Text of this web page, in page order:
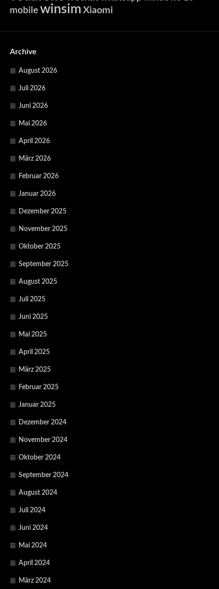
mobile winsim Xiaomi
Archive
August 2026
Juli 2026
Juni 2026
Mai 2026
April 2026
März 2026
Februar 2026
Januar 2026
Dezember 2025
November 2025
Oktober 2025
September 2025
August 2025
Juli 2025
Juni 2025
Mai 2025
April 2025
März 2025
Februar 2025
Januar 2025
Dezember 2024
November 2024
Oktober 2024
September 2024
August 2024
Juli 2024
Juni 2024
Mai 2024
April 2024
März 2024